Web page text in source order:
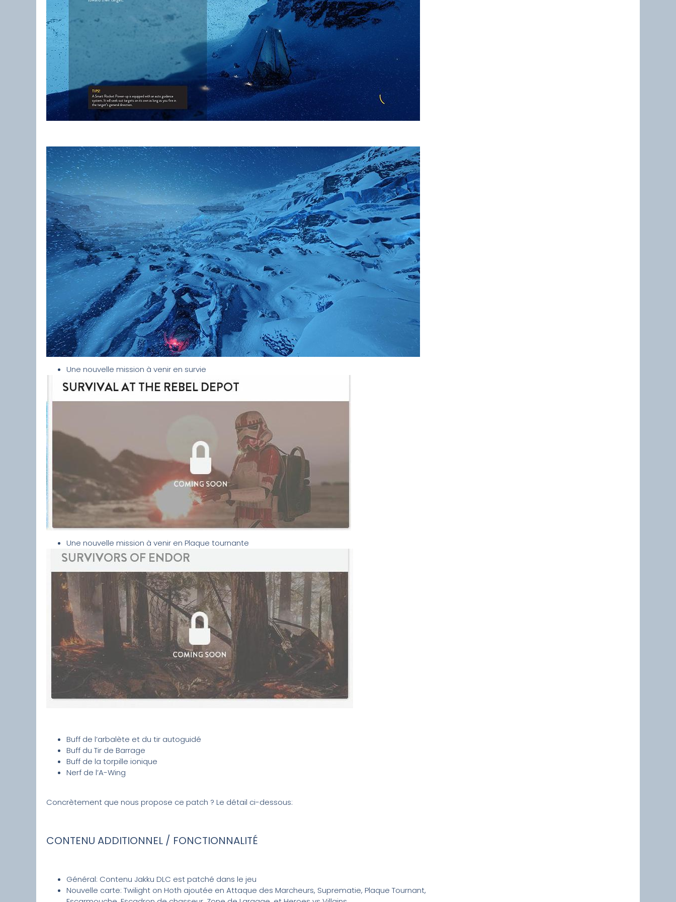
Une nouvelle mission à venir en survie
Une nouvelle mission à venir en Plaque tournante
Buff de l’arbalète et du tir autoguidé
Buff du Tir de Barrage
Buff de la torpille ionique
Nerf de l’A-Wing
Concrètement que nous propose ce patch ? Le détail ci-dessous:
CONTENU ADDITIONNEL / FONCTIONNALITÉ
Général: Contenu Jakku DLC est patché dans le jeu
Nouvelle carte: Twilight on Hoth ajoutée en Attaque des Marcheurs, Suprematie, Plaque Tournant,